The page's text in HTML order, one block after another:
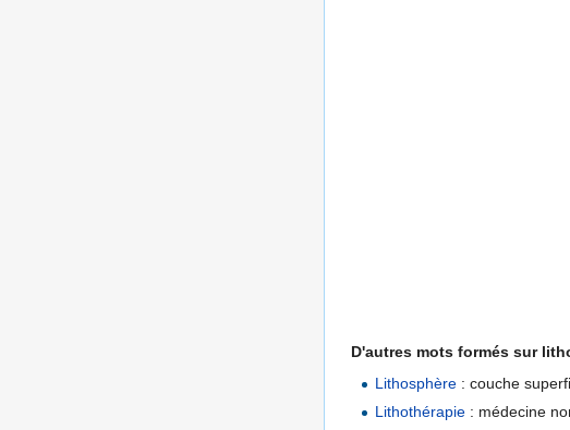
D'autres mots formés sur
Lithosphère : couche
Lithothérapie : médecine